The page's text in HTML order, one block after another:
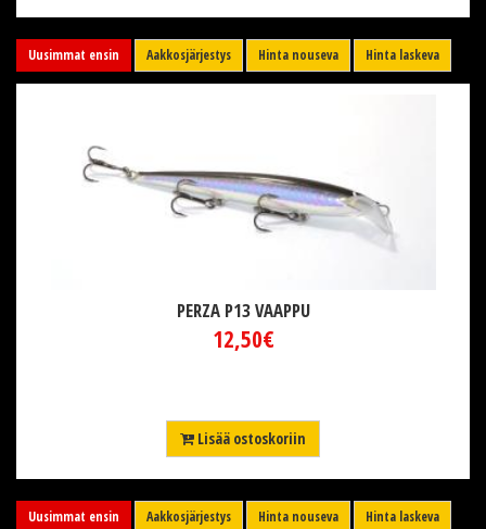
Uusimmat ensin Aakkosjärjestys Hinta nouseva Hinta laskeva
PERZA P13 VAAPPU
12,50€
Lisää ostoskoriin
Uusimmat ensin Aakkosjärjestys Hinta nouseva Hinta laskeva